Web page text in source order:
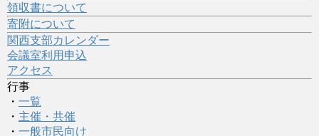
領収書について
寄附について
関西支部カレンダー
会議室利用申込
アクセス
行事
・ 一覧
・ 主催・共催
・ 一般市民向け